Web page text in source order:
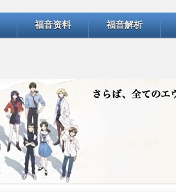
福音资料 福音解析